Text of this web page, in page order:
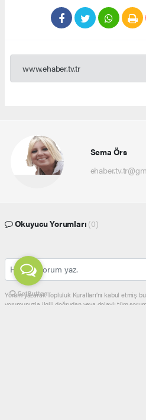
www.ehaber.tv.tr
Sema Örs
Okuyucu Yorumları (0)
Yorum yazarak Topluluk Kuralları’nı kabul etmiş
yorumunuzla ilgili doğrudan veya dolaylı tüm